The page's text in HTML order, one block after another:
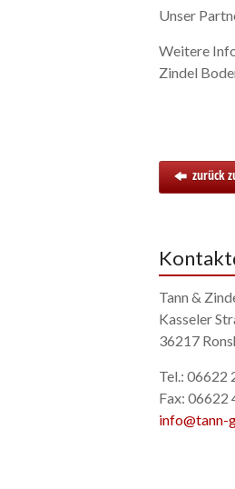
Unser
Weitere
Zindel
zurück
Tann &
Kasseler
36217
Tel.: 06622
Fax: 06622
info@tann-